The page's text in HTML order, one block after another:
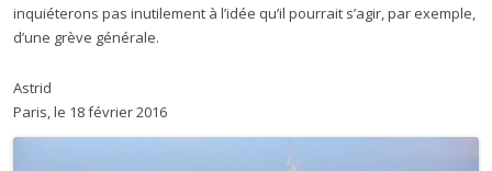
inquiéterons pas inutilement à l’idée qu’il pourrait s’agir, par exemple,
d’une grève générale.
Astrid
Paris, le 18 février 2016